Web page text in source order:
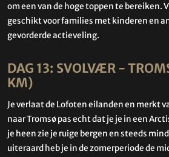
om een van de hoge toppen te bereiken.
geschikt voor families met kinderen en
gevorderde actieveling.
DAG 13: SVOLVÆR -
KM)
Je verlaat de Lofoten eilanden en merkt
naar Tromsø pas echt dat je je in een
je heen zie je ruige bergen en steeds
uiteraard heb je in de zomerperiode de